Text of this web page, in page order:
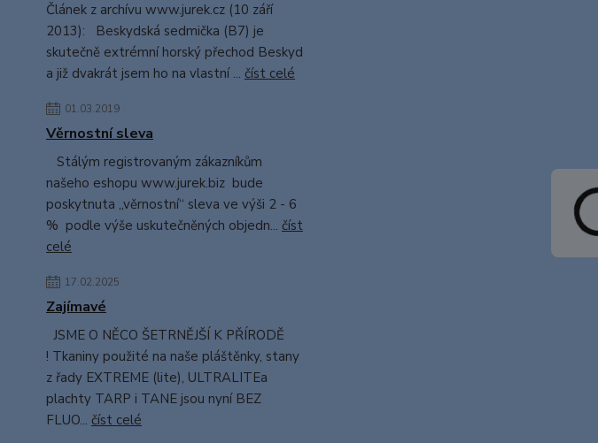
Článek z archívu www.jurek.cz (10 září
2013): Beskydská sedmička (B7) je
skutečně extrémní horský přechod Beskyd
a již dvakrát jsem ho na vlastní ... číst celé
01.03.2019
Věrnostní sleva
Stálým registrovaným zákazníkům
našeho eshopu www.jurek.biz bude
poskytnuta „věrnostní“ sleva ve výši 2 - 6
% podle výše uskutečněných objedn... číst
celé
17.02.2025
Zajímavé
JSME O NĚCO ŠETRNĚJŠÍ K PŘÍRODĚ
! Tkaniny použité na naše pláštěnky, stany
z řady EXTREME (lite), ULTRALITEa
plachty TARP i TANE jsou nyní BEZ
FLUO... číst celé